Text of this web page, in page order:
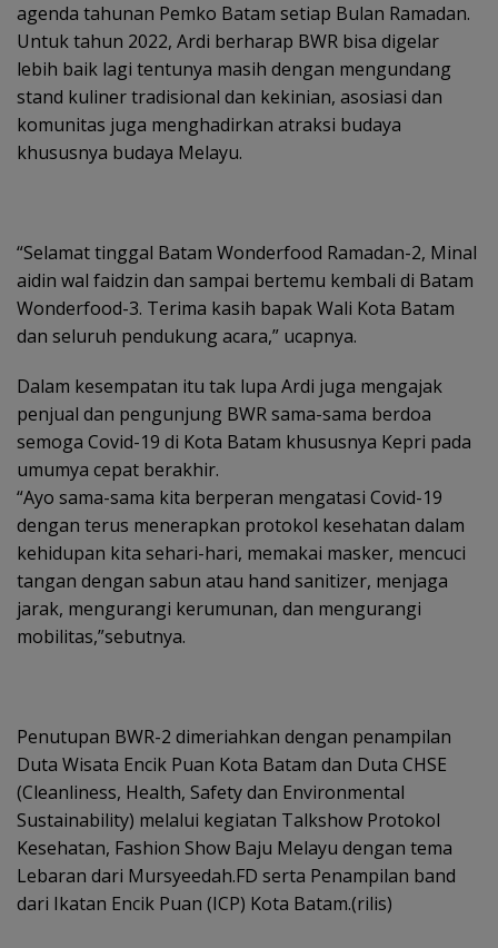
agenda tahunan Pemko Batam setiap Bulan Ramadan.
Untuk tahun 2022, Ardi berharap BWR bisa digelar
lebih baik lagi tentunya masih dengan mengundang
stand kuliner tradisional dan kekinian, asosiasi dan
komunitas juga menghadirkan atraksi budaya
khususnya budaya Melayu.
“Selamat tinggal Batam Wonderfood Ramadan-2, Minal
aidin wal faidzin dan sampai bertemu kembali di Batam
Wonderfood-3. Terima kasih bapak Wali Kota Batam
dan seluruh pendukung acara,” ucapnya.
Dalam kesempatan itu tak lupa Ardi juga mengajak
penjual dan pengunjung BWR sama-sama berdoa
semoga Covid-19 di Kota Batam khususnya Kepri pada
umumya cepat berakhir.
“Ayo sama-sama kita berperan mengatasi Covid-19
dengan terus menerapkan protokol kesehatan dalam
kehidupan kita sehari-hari, memakai masker, mencuci
tangan dengan sabun atau hand sanitizer, menjaga
jarak, mengurangi kerumunan, dan mengurangi
mobilitas,”sebutnya.
Penutupan BWR-2 dimeriahkan dengan penampilan
Duta Wisata Encik Puan Kota Batam dan Duta CHSE
(Cleanliness, Health, Safety dan Environmental
Sustainability) melalui kegiatan Talkshow Protokol
Kesehatan, Fashion Show Baju Melayu dengan tema
Lebaran dari Mursyeedah.FD serta Penampilan band
dari Ikatan Encik Puan (ICP) Kota Batam.(rilis)